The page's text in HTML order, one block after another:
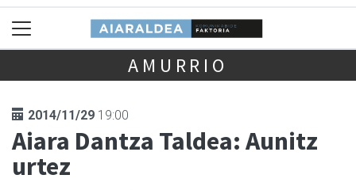
AMURRIO
2014/11/29 19:00
Aiara Dantza Taldea: Aunitz
urtez